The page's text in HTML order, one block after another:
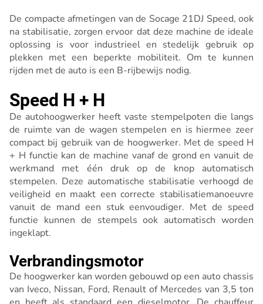
De compacte afmetingen van de Socage 21DJ Speed, ook
na stabilisatie, zorgen ervoor dat deze machine de ideale
oplossing is voor industrieel en stedelijk gebruik op
plekken met een beperkte mobiliteit. Om te kunnen
rijden met de auto is een B-rijbewijs nodig.
Speed H + H
De autohoogwerker heeft vaste stempelpoten die langs
de ruimte van de wagen stempelen en is hiermee zeer
compact bij gebruik van de hoogwerker. Met de speed H
+ H functie kan de machine vanaf de grond en vanuit de
werkmand met één druk op de knop automatisch
stempelen. Deze automatische stabilisatie verhoogd de
veiligheid en maakt een correcte stabilisatiemanoeuvre
vanuit de mand een stuk eenvoudiger. Met de speed
functie kunnen de stempels ook automatisch worden
ingeklapt.
Verbrandingsmotor
De hoogwerker kan worden gebouwd op een auto chassis
van Iveco, Nissan, Ford, Renault of Mercedes van 3,5 ton